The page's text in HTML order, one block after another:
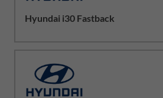
Hyundai i30 Fastback